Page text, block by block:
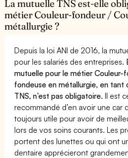
La mutuelle TNS est-elle
métier Couleur-fondeur /
métallurgie ?
Depuis la loi ANI de 2016, la
pour les salariés des entreprises.
mutuelle pour le métier Couleur-
fondeuse en métallurgie, en tant
TNS, n’est pas obligatoire.Il est
recommandé d’en avoir une car
toujours utile pour avoir de
lors de vos soins courants. Les
portent des lunettes ou qui ont
dentaire apprécieront